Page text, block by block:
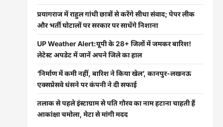
प्रयागराज में राहुल गांधी छात्रों से करेंगे सीधा संवाद; पेपर लीक
और भर्ती घोटालों पर सरकार पर साधेंगे निशाना
UP Weather Alert:यूपी के 28+ जिलों में जमकर बारिश!
लेटेस्ट अपडेट में जानें अपने जिले का हाल
‘निर्माण में कमी नहीं, बारिश ने किया खेल’, कानपुर-लखनऊ
एक्सप्रेसवे धंसने पर कंपनी ने दी सफाई
तलाक से पहले इंस्टाग्राम से पति गौरव का नाम हटाना चाहती हैं
आकांक्षा चमोला, मेटा से मांगी मदद